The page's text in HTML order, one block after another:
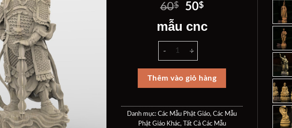
60$
Giá
là:
60$.
50$Giá
tại
mẫu cnc
Mẫu Hộ Pháp mẫu cnc Phúc Đan-02 số lượng
Thêm vào giỏ hàng
Danh mục: Các Mẫu Phật Giáo, Các Mẫu
Phật Giáo Khác, Tất Cả Các Mẫu